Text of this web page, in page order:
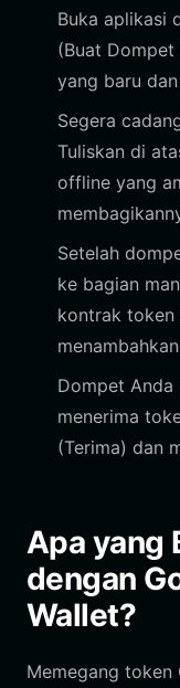
Buka aplikasi
(Buat
yang baru
Segera
Tuliskan di
offline yang
Setelah
ke bagian
kontrak token
Dompet Anda
menerima
(Terima) dan
Apa yang
dengan
Wallet?
Memegang